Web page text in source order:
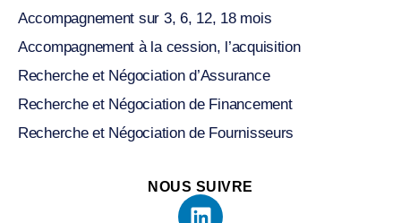
Accompagnement sur 3, 6, 12, 18 mois
Accompagnement à la cession, l’acquisition
Recherche et Négociation d’Assurance
Recherche et Négociation de Financement
Recherche et Négociation de Fournisseurs
NOUS SUIVRE